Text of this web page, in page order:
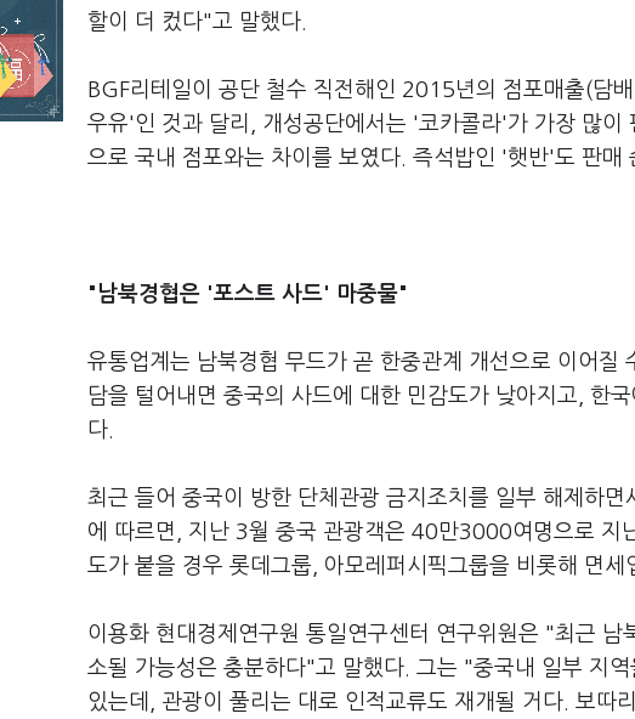
할이 더 컸다"고 말했다.
BGF리테일이 공단 철수 직전해인 2015년의 점포매출(담
우유'인 것과 달리, 개성공단에서는 '코카콜라'가 가장 많
으로 국내 점포와는 차이를 보였다. 즉석밥인 '햇반'도 판매
"남북경협은 '포스트 사드' 마중물"
유통업계는 남북경협 무드가 곧 한중관계 개선으로 이어질
담을 털어내면 중국의 사드에 대한 민감도가 낮아지고, 한
다.
최근 들어 중국이 방한 단체관광 금지조치를 일부 해제하
에 따르면, 지난 3월 중국 관광객은 40만3000여명으로
도가 붙을 경우 롯데그룹, 아모레퍼시픽그룹을 비롯해 면세
이용화 현대경제연구원 통일연구센터 연구위원은 "최근
소될 가능성은 충분하다"고 말했다. 그는 "중국내 일부 지
있는데, 관광이 풀리는 대로 인적교류도 재개될 거다. 보따